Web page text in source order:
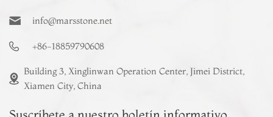
info@marsstone.net
+86-18859790608
Building 3, Xinglinwan Operation Center, Jimei District,
Xiamen City, China